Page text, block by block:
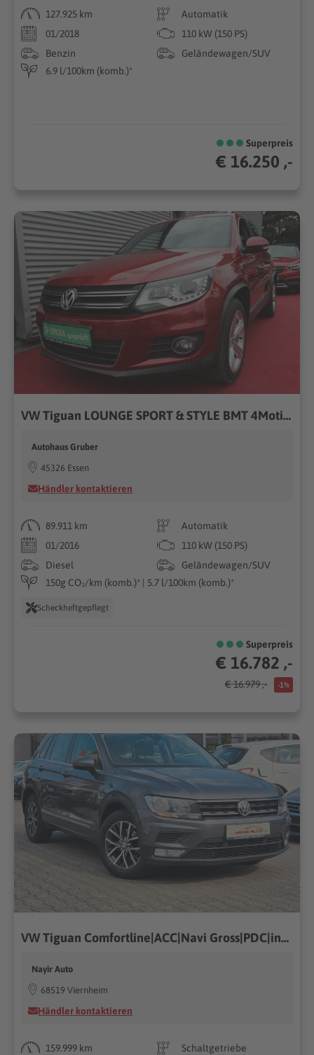
127.925 km
Automatik
01/2018
110 kW (150 PS)
Benzin
Geländewagen/SUV
6.9 l/100km (komb.)*
Superpreis
€ 16.250 ,-
VW Tiguan LOUNGE SPORT & STYLE BMT 4Motion NAVI AHK
Autohaus Gruber
45326 Essen
Händler kontaktieren
89.911 km
Automatik
01/2016
110 kW (150 PS)
Diesel
Geländewagen/SUV
150g CO₂/km (komb.)* | 5.7 l/100km (komb.)*
Scheckheftgepflegt
Superpreis
€ 16.782 ,-
€ 16.979 ,- -1%
VW Tiguan Comfortline|ACC|Navi Gross|PDC|inkl Mwst
Nayir Auto
68519 Viernheim
Händler kontaktieren
159.999 km
Schaltgetriebe